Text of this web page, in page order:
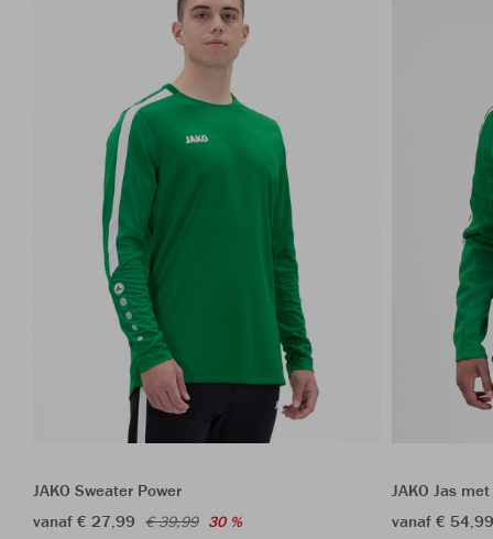
JAKO Sweater Power
vanaf € 27,99 € 39,99 30 %
JAKO Jas
vanaf €